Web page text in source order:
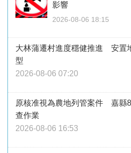
影響
2026-08-06 18:15
大林蒲遷村進度穩健推進 安置
型
2026-08-06 07:20
原核准視為農地列管案件 嘉縣
查作業
2026-08-06 16:53